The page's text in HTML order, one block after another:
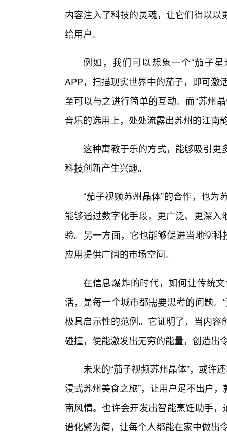
内容注入了科技的灵魂，让它们得以
给用户。
例如，我们可以想象一个“茄子
APP，扫描现实世界中的茄子，即可激
至可以与之进行简单的互动。而“苏州
音乐的选用上，处处流露出苏州的江南
这种寓教于乐的方式，能够吸引更
科技创新产生兴趣。
“茄子视频苏州晶体”的合作，也
能够通过数字化手段，更广泛、更深
验。另一方面，它也能够促进当地💡
应用提供广阔的市场空间。
在信息爆炸的时代，如何让传统
活，是每一个城市都需要思考的问题
极具启示性的范例。它证明了，当内
碰撞，便能激发出无穷的能量，创造出
未来的“茄子视频苏州晶体”，或许
浸式苏州美食之旅”，让用户足不出户
南风情。也许会开发出智能烹饪助手
谱化繁为简，让每个人都能在家中做出